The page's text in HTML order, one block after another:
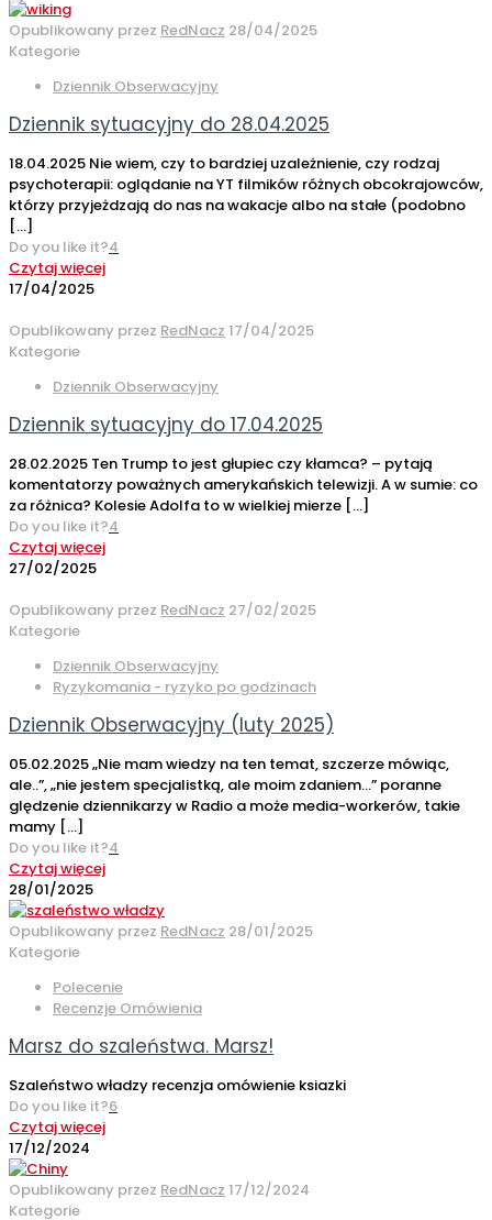
Opublikowany przez RedNacz 28/04/2025
Kategorie
Dziennik Obserwacyjny
Dziennik sytuacyjny do 28.04.2025
18.04.2025 Nie wiem, czy to bardziej uzależnienie, czy rodzaj
psychoterapii: oglądanie na YT filmików różnych obcokrajowców,
którzy przyjeżdzają do nas na wakacje albo na stałe (podobno
[…]
Do you like it?4
Czytaj więcej
17/04/2025
Opublikowany przez RedNacz 17/04/2025
Kategorie
Dziennik Obserwacyjny
Dziennik sytuacyjny do 17.04.2025
28.02.2025 Ten Trump to jest głupiec czy kłamca? – pytają
komentatorzy poważnych amerykańskich telewizji. A w sumie: co
za różnica? Kolesie Adolfa to w wielkiej mierze […]
Do you like it?4
Czytaj więcej
27/02/2025
Opublikowany przez RedNacz 27/02/2025
Kategorie
Dziennik Obserwacyjny
Ryzykomania - ryzyko po godzinach
Dziennik Obserwacyjny (luty 2025)
05.02.2025 „Nie mam wiedzy na ten temat, szczerze mówiąc,
ale..”, „nie jestem specjalistką, ale moim zdaniem…” poranne
ględzenie dziennikarzy w Radio a może media-workerów, takie
mamy […]
Do you like it?4
Czytaj więcej
28/01/2025
Opublikowany przez RedNacz 28/01/2025
Kategorie
Polecenie
Recenzje Omówienia
Marsz do szaleństwa. Marsz!
Szaleństwo władzy recenzja omówienie ksiazki
Do you like it?6
Czytaj więcej
17/12/2024
Opublikowany przez RedNacz 17/12/2024
Kategorie